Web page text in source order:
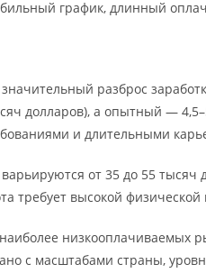
график, длинный
разброс
долларов), а опытный —
и длительными
от 35 до 55 тысяч
требует высокой
низкооплачиваемых
с масштабами страны,